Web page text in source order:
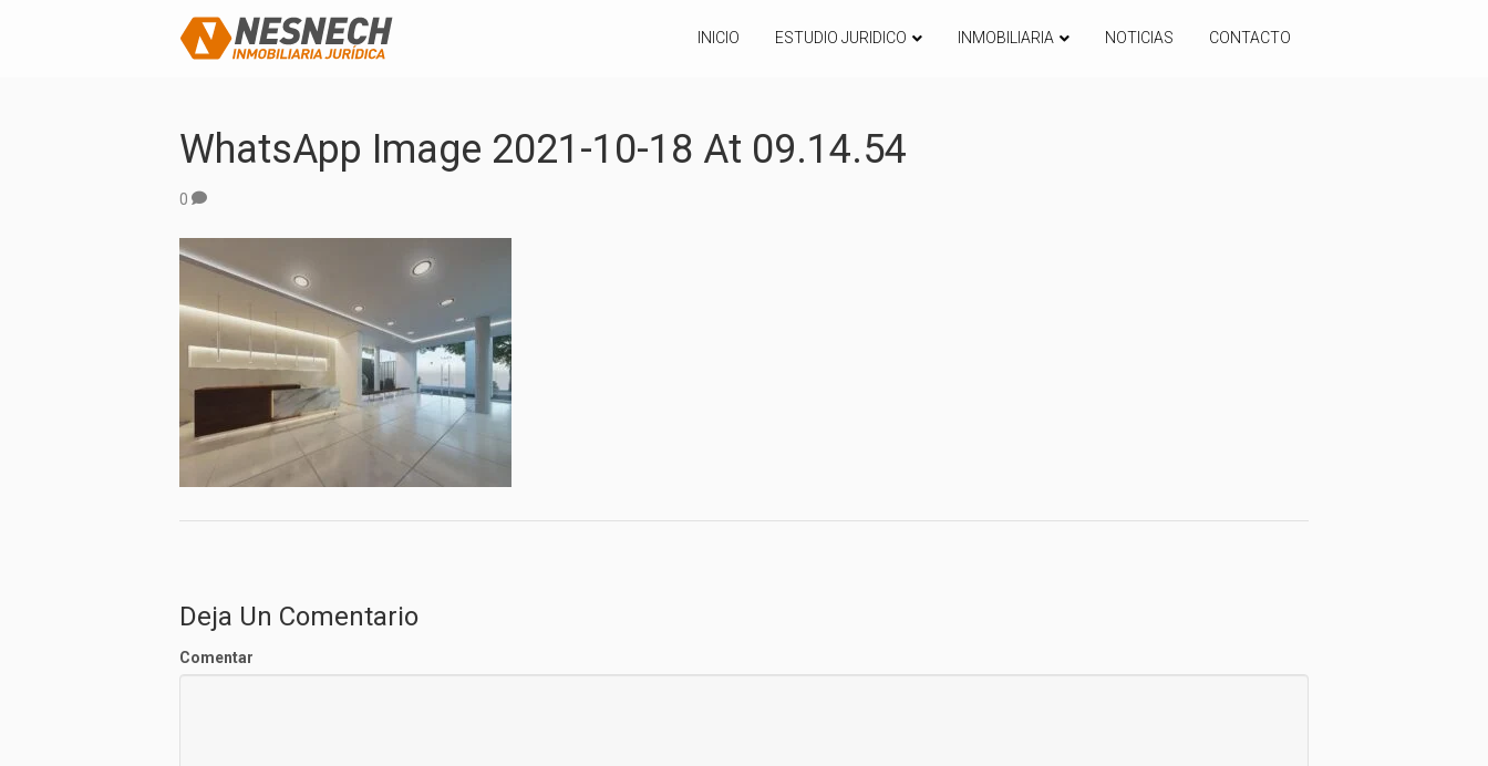
INICIO ESTUDIO JURIDICO INMOBILIARIA NOTICIAS CONTACTO
WhatsApp Image 2021-10-18 At 09.14.54
0
Deja Un Comentario
Comentar